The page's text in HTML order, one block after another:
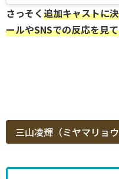
さっそく追加キャストに
ールやSNSでの反応を見
三山凌輝（ミヤマリョ